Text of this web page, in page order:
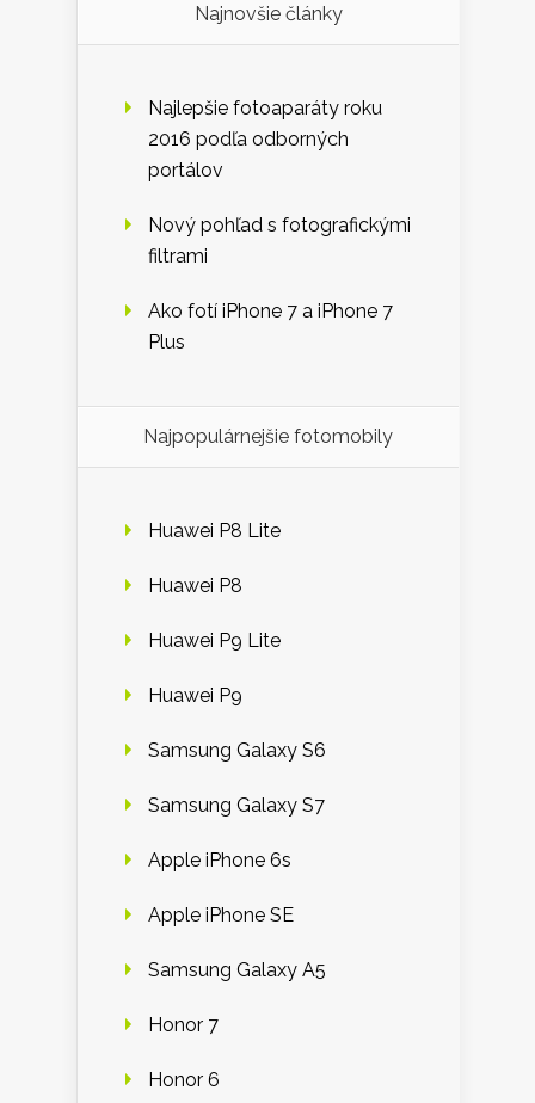
Najnovšie články
Najlepšie fotoaparáty roku
2016 podľa odborných
portálov
Nový pohľad s fotografickými
filtrami
Ako fotí iPhone 7 a iPhone 7
Plus
Najpopulárnejšie fotomobily
Huawei P8 Lite
Huawei P8
Huawei P9 Lite
Huawei P9
Samsung Galaxy S6
Samsung Galaxy S7
Apple iPhone 6s
Apple iPhone SE
Samsung Galaxy A5
Honor 7
Honor 6